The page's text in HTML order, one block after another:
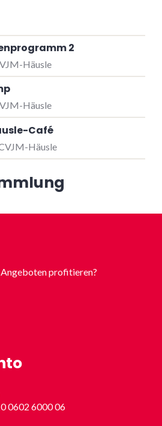
2
Häusle
Häusle
Café
Häusle
Angeboten profitieren?
0602 6000 06